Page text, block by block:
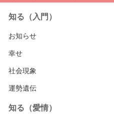
知る（入門）
お知らせ
幸せ
社会現象
運勢遺伝
知る（愛情）